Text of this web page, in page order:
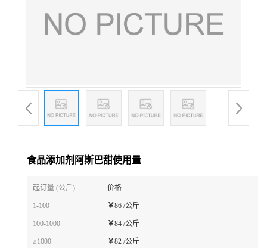
食品添加剂阿斯巴甜使用量
起订量 (公斤) 价格
1-100 ￥86 /公斤
100-1000 ￥84 /公斤
≥1000 ￥82 /公斤